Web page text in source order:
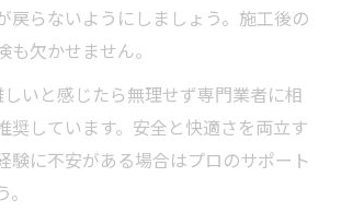
戻らないようにしましょう。施工後の
欠かせません。
いと感じたら無理せず専門業者に相
奨しています。安全と快適さを両立す
験に不安がある場合はプロのサポート